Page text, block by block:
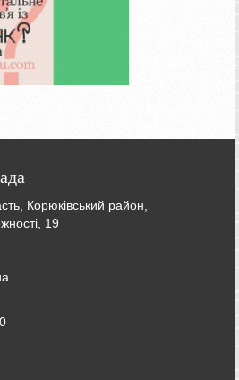
Корюківський район,
19